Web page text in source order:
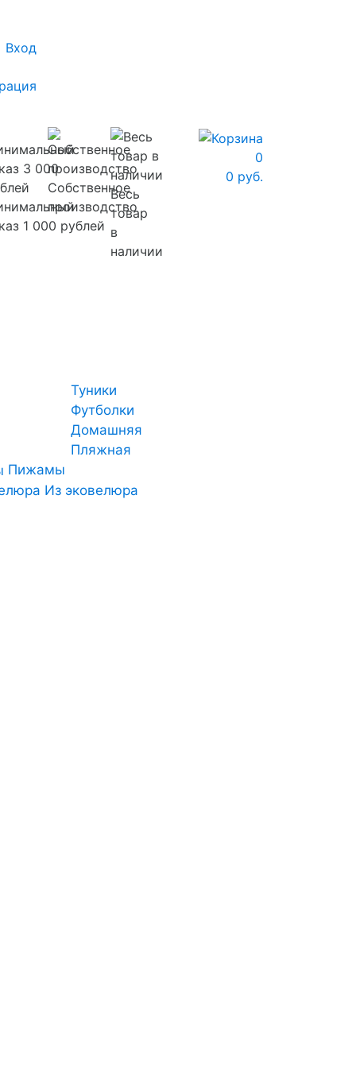
Вход
1 000 рублей
Собственное
производство
Весь
товар
в
наличии
0
0 руб.
Туники
Футболки
Домашняя
Пляжная
Пижамы
Из эковелюра